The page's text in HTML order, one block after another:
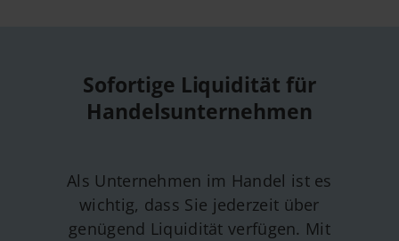
Sofortige Liquidität für
Handelsunternehmen
Als Unternehmen im Handel ist es
wichtig, dass Sie jederzeit über
genügend Liquidität verfügen. Mit